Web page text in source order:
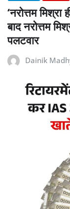
‘नरोत्तम
बाद नरोत्तम
पलटवार
Dainik